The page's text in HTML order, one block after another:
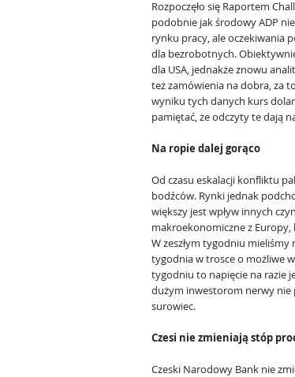
Rozpoczęło się Raportem
podobnie jak środowy ADP
rynku pracy, ale oczekiwania
dla bezrobotnych.
dla USA, jednakże znowu
też zamówienia na dobra, za
wyniku tych danych kurs
pamiętać, że odczyty te dają
Na ropie dalej gorąco
Od czasu eskalacji konfliktu
bodźców. Rynki jednak
większy jest wpływ innych
makroekonomiczne z
W zeszłym tygodniu
tygodnia w trosce o możliwe
tygodniu to napięcie na razie
dużym inwestorom nerwy nie
surowiec.
Czesi nie zmieniają stóp
Czeski Narodowy Bank nie